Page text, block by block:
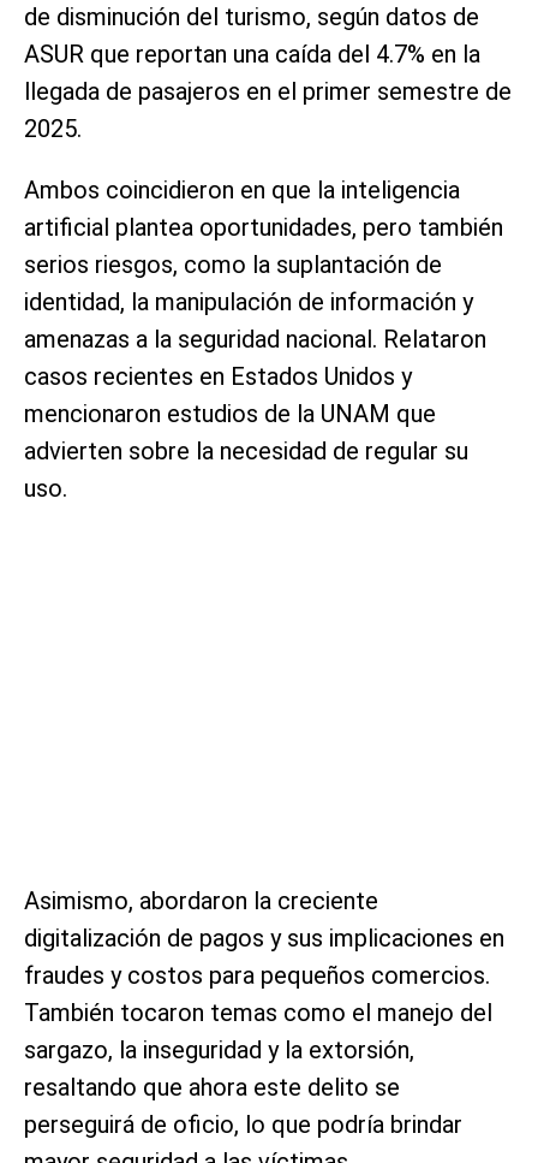
de disminución del turismo, según datos de
ASUR que reportan una caída del 4.7% en la
llegada de pasajeros en el primer semestre de
2025.
Ambos coincidieron en que la inteligencia
artificial plantea oportunidades, pero también
serios riesgos, como la suplantación de
identidad, la manipulación de información y
amenazas a la seguridad nacional. Relataron
casos recientes en Estados Unidos y
mencionaron estudios de la UNAM que
advierten sobre la necesidad de regular su
uso.
Asimismo, abordaron la creciente
digitalización de pagos y sus implicaciones en
fraudes y costos para pequeños comercios.
También tocaron temas como el manejo del
sargazo, la inseguridad y la extorsión,
resaltando que ahora este delito se
perseguirá de oficio, lo que podría brindar